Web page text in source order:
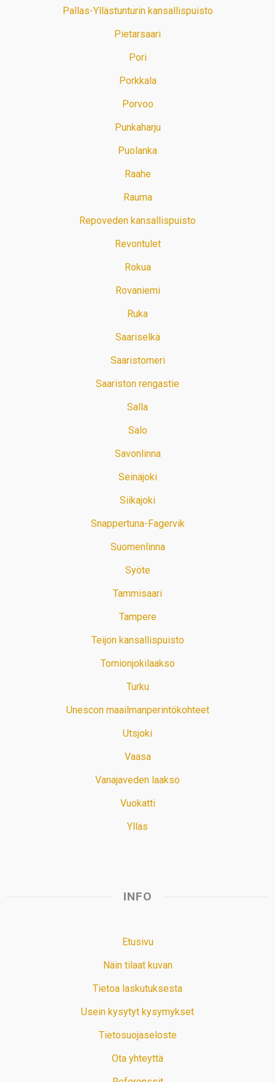
Pallas-Yllästunturin kansallispuisto
Pietarsaari
Pori
Porkkala
Porvoo
Punkaharju
Puolanka
Raahe
Rauma
Repoveden kansallispuisto
Revontulet
Rokua
Rovaniemi
Ruka
Saariselkä
Saaristomeri
Saariston rengastie
Salla
Salo
Savonlinna
Seinäjoki
Siikajoki
Snappertuna-Fagervik
Suomenlinna
Syöte
Tammisaari
Tampere
Teijon kansallispuisto
Tornionjokilaakso
Turku
Unescon maailmanperintökohteet
Utsjoki
Vaasa
Vanajaveden laakso
Vuokatti
Ylläs
INFO
Etusivu
Näin tilaat kuvan
Tietoa laskutuksesta
Usein kysytyt kysymykset
Tietosuojaseloste
Ota yhteyttä